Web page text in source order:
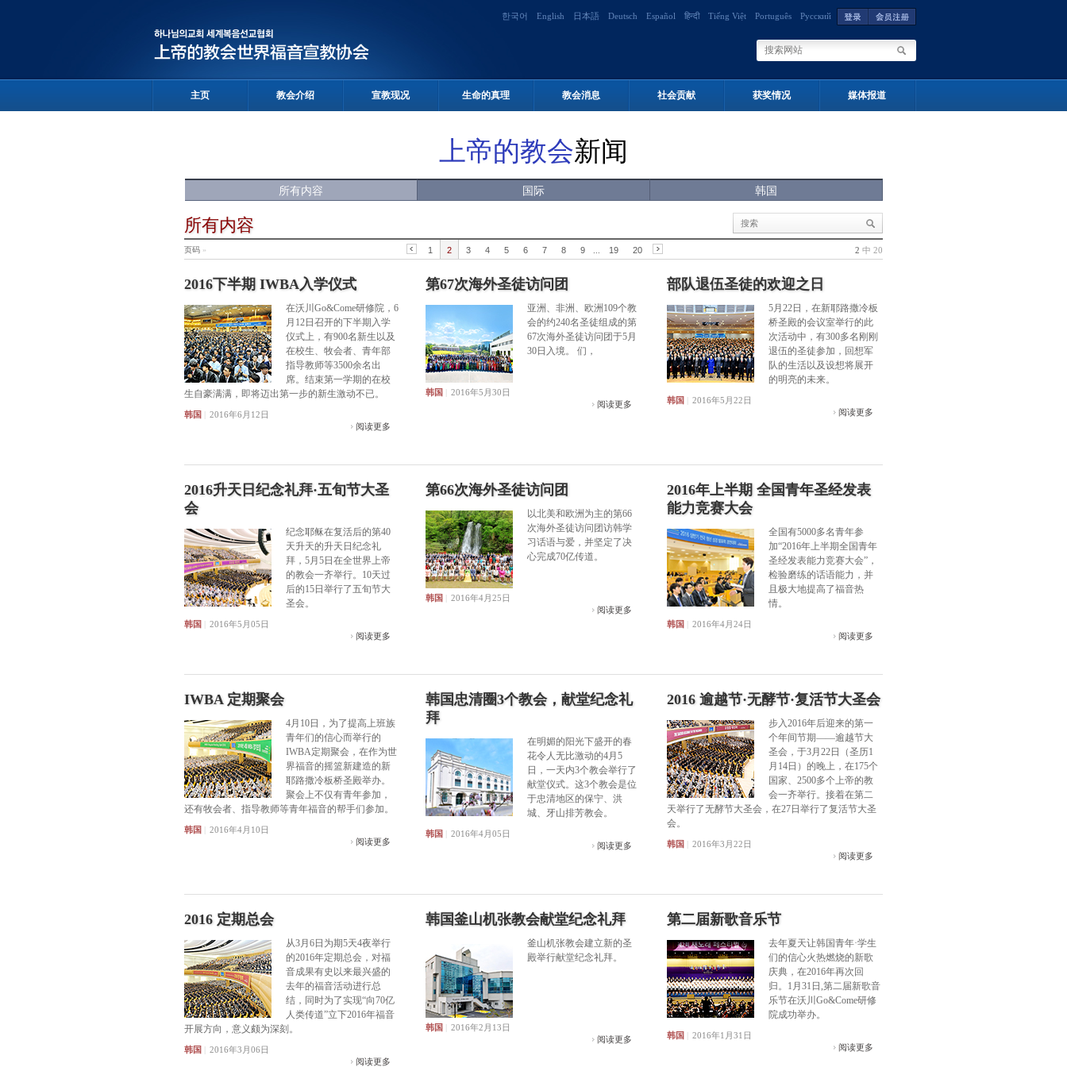
한국어 English 日本語 Deutsch Español हिन्दी Tiếng Việt Português Русский
主页 教会介绍 宣教现况 生命的真理 教会消息 社会贡献 获奖情况 媒体报道
上帝的教会新闻
所有内容 国际 韩国
所有内容
页码 » 2 中 20
1 2 3 4 5 6 7 8 9 19 20
2016下半期 IWBA入学仪式
在沃川Go&Come研修院，6
月12日召开的下半期入学
仪式上，有900名新生以及
在校生、牧会者、青年部
指导教师等3500余名出
席。结束第一学期的在校
生自豪满满，即将迈出第一步的新生激动不已。
韩国
2016年6月12日
阅读更多
第67次海外圣徒访问团
亚洲、非洲、欧洲109个教
会的约240名圣徒组成的第
67次海外圣徒访问团于5月
30日入境。 们，
韩国
2016年5月30日
阅读更多
部队退伍圣徒的欢迎之日
5月22日，在新耶路撒冷板
桥圣殿的会议室举行的此
次活动中，有300多名刚刚
退伍的圣徒参加，回想军
队的生活以及设想将展开
的明亮的未来。
韩国
2016年5月22日
阅读更多
2016升天日纪念礼拜·五旬节大圣
会
纪念耶稣在复活后的第40
天升天的升天日纪念礼
拜，5月5日在全世界上帝
的教会一齐举行。10天过
后的15日举行了五旬节大
圣会。
韩国
2016年5月05日
阅读更多
第66次海外圣徒访问团
以北美和欧洲为主的第66
次海外圣徒访问团访韩学
习话语与爱，并坚定了决
心完成70亿传道。
韩国
2016年4月25日
阅读更多
2016年上半期 全国青年圣经发表
能力竞赛大会
全国有5000多名青年参
加“2016年上半期全国青年
圣经发表能力竞赛大会”，
检验磨练的话语能力，并
且极大地提高了福音热
情。
韩国
2016年4月24日
阅读更多
IWBA 定期聚会
4月10日，为了提高上班族
青年们的信心而举行的
IWBA定期聚会，在作为世
界福音的摇篮新建造的新
耶路撒冷板桥圣殿举办。
聚会上不仅有青年参加，
还有牧会者、指导教师等青年福音的帮手们参加。
韩国
2016年4月10日
阅读更多
韩国忠清圈3个教会，献堂纪念礼
拜
在明媚的阳光下盛开的春
花令人无比激动的4月5
日，一天内3个教会举行了
献堂仪式。这3个教会是位
于忠清地区的保宁、洪
城、牙山排芳教会。
韩国
2016年4月05日
阅读更多
2016 逾越节·无酵节·复活节大圣会
步入2016年后迎来的第一
个年间节期——逾越节大
圣会，于3月22日（圣历1
月14日）的晚上，在175个
国家、2500多个上帝的教
会一齐举行。接着在第二
天举行了无酵节大圣会，在27日举行了复活节大圣
会。
韩国
2016年3月22日
阅读更多
2016 定期总会
从3月6日为期5天4夜举行
的2016年定期总会，对福
音成果有史以来最兴盛的
去年的福音活动进行总
结，同时为了实现“向70亿
人类传道”立下2016年福音
开展方向，意义颇为深刻。
韩国
2016年3月06日
阅读更多
韩国釜山机张教会献堂纪念礼拜
釜山机张教会建立新的圣
殿举行献堂纪念礼拜。
韩国
2016年2月13日
阅读更多
第二届新歌音乐节
去年夏天让韩国青年·学生
们的信心火热燃烧的新歌
庆典，在2016年再次回
归。1月31日,第二届新歌音
乐节在沃川Go&Come研修
院成功举办。
韩国
2016年1月31日
阅读更多